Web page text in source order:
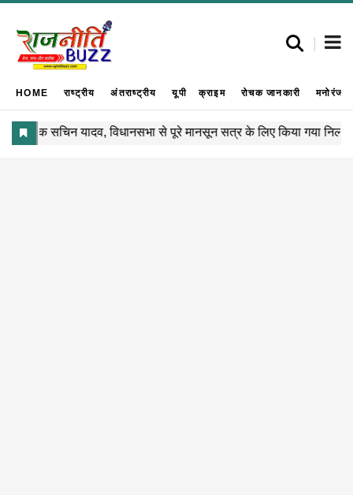
HOME राष्ट्रीय अंतराष्ट्रीय यूपी क्राइम रोचक जानकारी मनोरंजन